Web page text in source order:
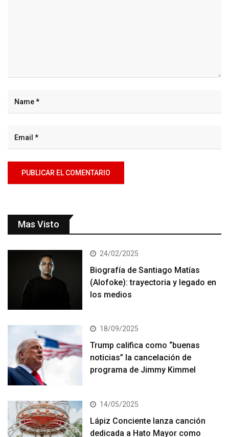
Mas Visto
24/02/2025
Biografía de Santiago Matías
(Alofoke): trayectoria y legado en
los medios
18/09/2025
Trump califica como “buenas
noticias” la cancelación de
programa de Jimmy Kimmel
14/05/2025
Lápiz Conciente lanza canción
dedicada a Hato Mayor como